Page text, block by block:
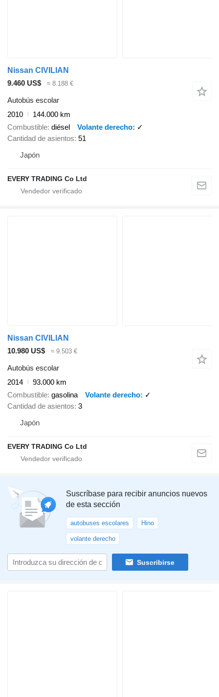
Nissan CIVILIAN
9.460 US$
≈ 8.188 €
Autobús escolar
2010
144.000 km
Combustible diésel Volante derecho
✓
Cantidad de asientos 51
Japón
EVERY TRADING Co Ltd
Nissan CIVILIAN
10.980 US$
≈ 9.503 €
Autobús escolar
2014
93.000 km
Combustible gasolina Volante derecho
✓
Cantidad de asientos 3
Japón
EVERY TRADING Co Ltd
Suscríbase para recibir anuncios nuevos
de esta sección
autobuses escolares Hino
volante derecho
Suscribirse